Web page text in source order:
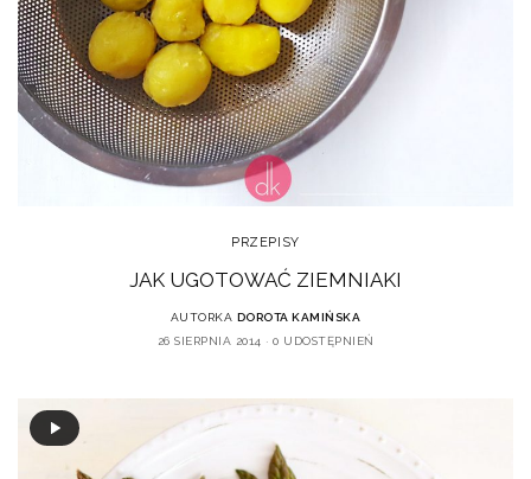
PRZEPISY
JAK UGOTOWAĆ ZIEMNIAKI
AUTORKA DOROTA KAMIŃSKA
26 SIERPNIA 2014
0 UDOSTĘPNIEŃ